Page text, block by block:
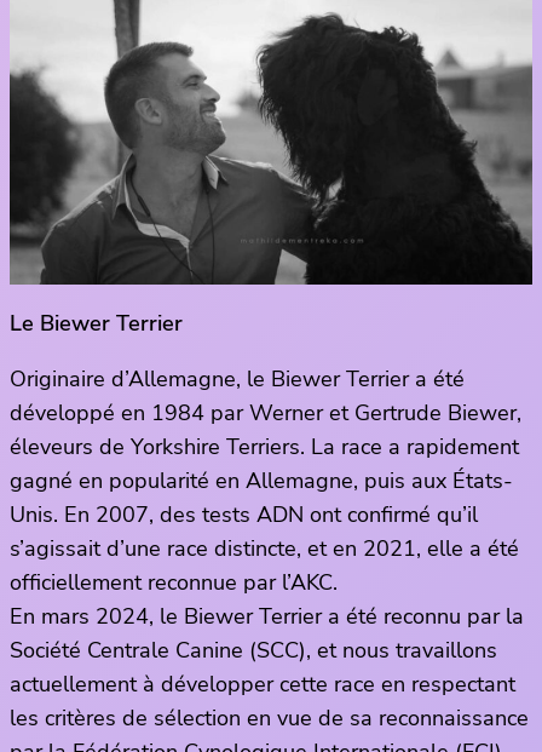
Le Biewer Terrier
Originaire d’Allemagne, le Biewer Terrier a été
développé en 1984 par Werner et Gertrude Biewer,
éleveurs de Yorkshire Terriers. La race a rapidement
gagné en popularité en Allemagne, puis aux États-
Unis. En 2007, des tests ADN ont confirmé qu’il
s’agissait d’une race distincte, et en 2021, elle a été
officiellement reconnue par l’AKC.
En mars 2024, le Biewer Terrier a été reconnu par la
Société Centrale Canine (SCC), et nous travaillons
actuellement à développer cette race en respectant
les critères de sélection en vue de sa reconnaissance